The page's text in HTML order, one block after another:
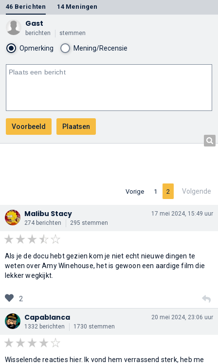
46 Berichten 14 Meningen
Gast
berichten stemmen
Opmerking Mening/Recensie
Vorige 1 2 Volgende
Malibu Stacy
274 berichten 295 stemmen
17 mei 2024, 15:49 uur
Als je de docu hebt gezien kom je niet echt nieuwe dingen te
weten over Amy Winehouse, het is gewoon een aardige film die
lekker wegkijkt.
2
Capablanca
1332 berichten 1730 stemmen
20 mei 2024, 23:06 uur
Wisselende reacties hier. Ik vond hem verrassend sterk, heb me